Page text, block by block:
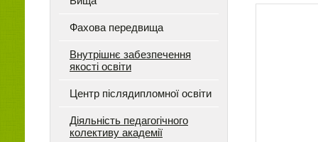
Фахова передвища
Внутрішнє забезпечення
якості освіти
Центр післядипломної освіти
Діяльність педагогічного
колективу академії